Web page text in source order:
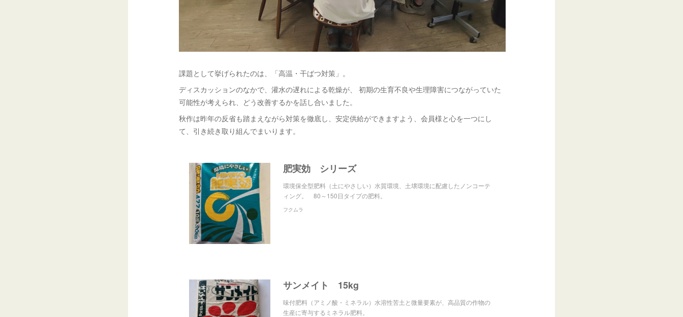
課題として挙げられたのは、「高温・干ばつ対策」。
ディスカッションのなかで、灌水の遅れによる乾燥が、 初期の生育不良や生理障害につながっていた
可能性が考えられ、どう改善するかを話し合いました。
秋作は昨年の反省も踏まえながら対策を徹底し、安定供給ができますよう、会員様と心を一つにし
て、引き続き取り組んでまいります。
肥実効 シリーズ
環境保全型肥料（土にやさしい）水質環境、土壌環境に配慮したノンコーテ
ィング。 80～150日タイプの肥料。
フクムラ
サンメイト 15kg
味付肥料（アミノ酸・ミネラル）水溶性苦土と微量要素が、高品質の作物の
生産に寄与するミネラル肥料。